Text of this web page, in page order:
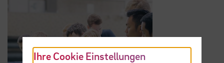
Ihre Cookie Einstellungen